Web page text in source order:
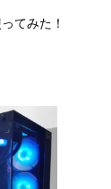
てみた！